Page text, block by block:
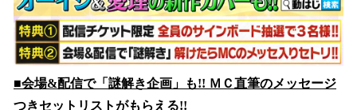
■会場&配信で「謎解き企画」も!! ＭＣ直筆のメッセージ
つきセットリストがもらえる!!